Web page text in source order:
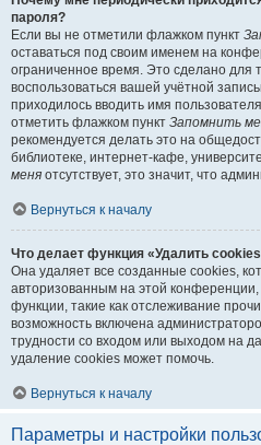
пароля?
Если вы не отметили флажком пункт
оставаться под своим именем на
ограниченное время. Это сделано для
воспользоваться вашей учётной
приходилось вводить имя
отметить флажком пункт Запомнить
рекомендуется делать это на
библиотеке, интернет-кафе,
меня отсутствует, это значит, что
Вернуться к началу
Что делает функция «Удалить
Она удаляет все созданные cookies,
авторизованным на этой
функции, такие как отслеживание
возможность включена
трудности со входом или выходом на
удаление cookies может помочь.
Вернуться к началу
Параметры и настройки